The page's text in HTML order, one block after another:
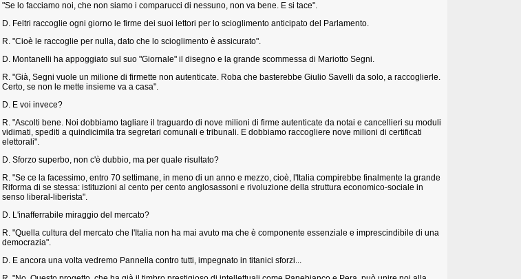
"Se lo facciamo noi, che non siamo i comparucci di nessuno, non va bene. E si tace".
D. Feltri raccoglie ogni giorno le firme dei suoi lettori per lo scioglimento anticipato del Parlamento.
R. "Cioè le raccoglie per nulla, dato che lo scioglimento è assicurato".
D. Montanelli ha appoggiato sul suo "Giornale" il disegno e la grande scommessa di Mariotto Segni.
R. "Già, Segni vuole un milione di firmette non autenticate. Roba che basterebbe Giulio Savelli da solo, a raccoglierle.
Certo, se non le mette insieme va a casa".
D. E voi invece?
R. "Ascolti bene. Noi dobbiamo tagliare il traguardo di nove milioni di firme autenticate da notai e cancellieri su moduli
vidimati, spediti a quindicimila tra segretari comunali e tribunali. E dobbiamo raccogliere nove milioni di certificati
elettorali".
D. Sforzo superbo, non c'è dubbio, ma per quale risultato?
R. "Se ce la facessimo, entro 70 settimane, in meno di un anno e mezzo, cioè, l'Italia compirebbe finalmente la grande
Riforma di se stessa: istituzioni al cento per cento anglosassoni e rivoluzione della struttura economico-sociale in
senso liberal-liberista".
D. L'inafferrabile miraggio del mercato?
R. "Quella cultura del mercato che l'Italia non ha mai avuto ma che è componente essenziale e imprescindibile di una
democrazia".
D. E ancora una volta vedremo Pannella contro tutti, impegnato in titanici sforzi...